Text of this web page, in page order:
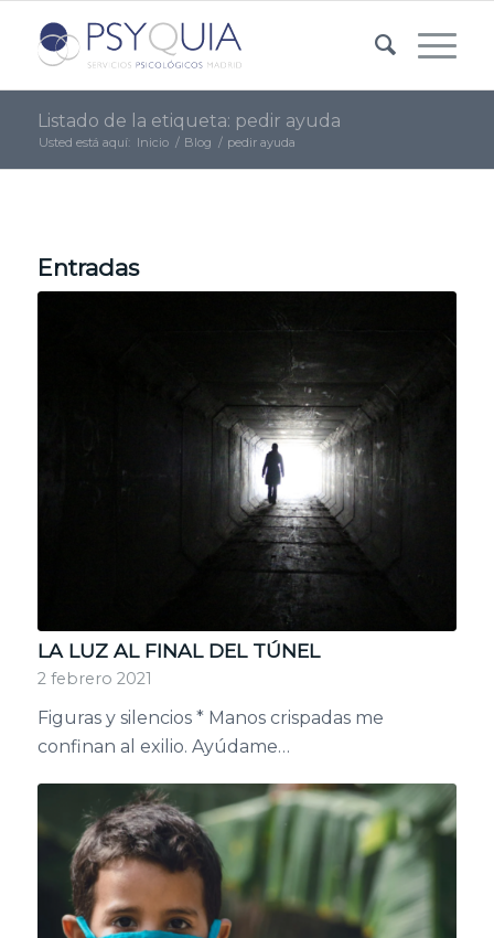
Listado de la etiqueta: pedir ayuda
Usted está aquí: Inicio / Blog / pedir ayuda
Entradas
LA LUZ AL FINAL DEL TÚNEL
2 febrero 2021
Figuras y silencios * Manos crispadas me
confinan al exilio. Ayúdame…